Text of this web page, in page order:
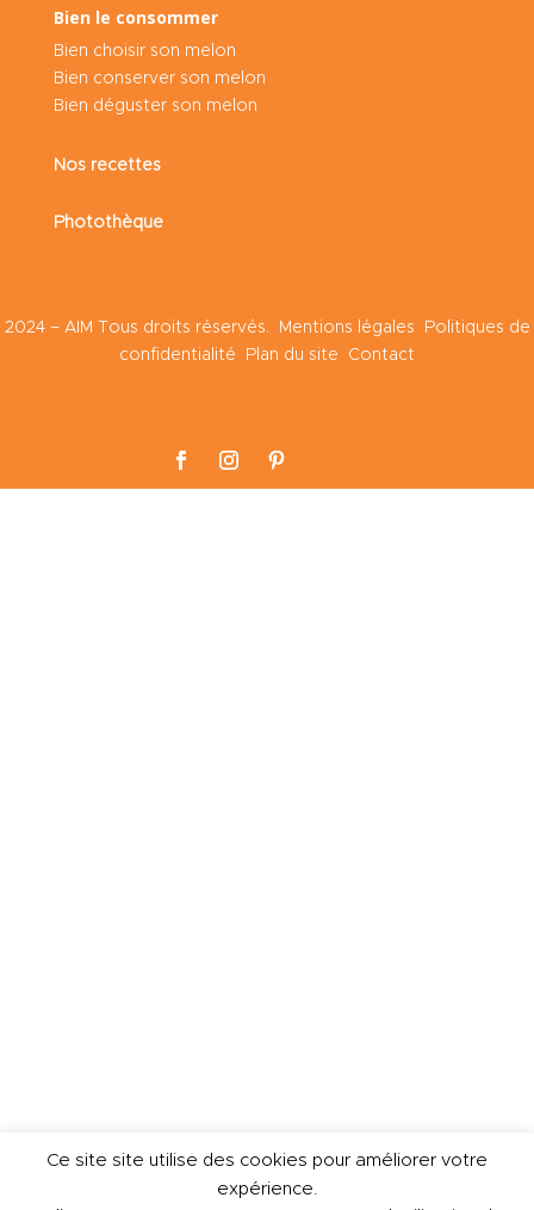
Bien le consommer
Bien choisir son melon
Bien conserver son melon
Bien déguster son melon
Nos recettes
Photothèque
2024 – AIM Tous droits réservés. Mentions légales
Politiques de
confidentialité
Plan du site Contact
Ce site site utilise des cookies pour améliorer votre
expérience.